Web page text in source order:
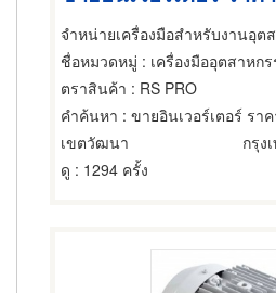
ชื่อหมวดหมู่ : เครื่องมืออุตสาหกรรม,มอเตอร์ไฟฟ้
ตราสินค้า : RS PRO
คำค้นหา : ขายอินเวอร์เตอร์ รา
เขตวัฒนา
กรุง
ดู : 1294 ครั้ง